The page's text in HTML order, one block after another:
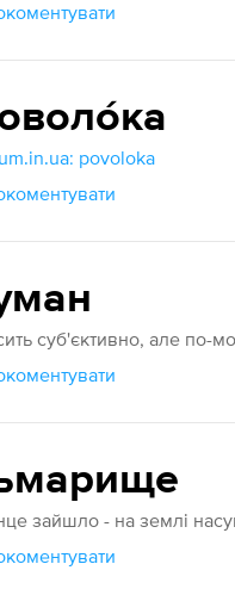
povoloka
суб'єктивно, але по-
зайшло - на землі